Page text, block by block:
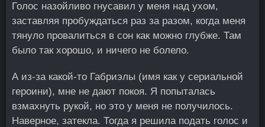
Голос назойливо гнусавил у меня над ухом,
заставляя пробуждаться раз за разом, когда меня
тянуло провалиться в сон как можно глубже. Там
было так хорошо, и ничего не болело.
А из-за какой-то Габриэлы (имя как у сериальной
героини), мне не дают покоя. Я попыталась
взмахнуть рукой, но это у меня не получилось.
Наверное, затекла. Тогда я решила подать голос и